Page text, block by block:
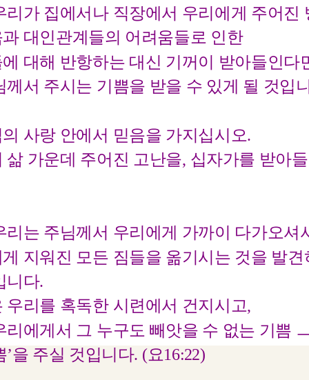
리가 집에서나 직장에서 우리에게 주어진
대인관계들의 어려움들로 인한
대해 반항하는 대신 기꺼이 받아들인다
께서 주시는 기쁨을 받을 수 있게 될 것입
사랑 안에서 믿음을 가지십시오.
삶 가운데 주어진 고난을, 십자가를 받아
리는 주님께서 우리에게 가까이 다가오셔
지워진 모든 짐들을 옮기시는 것을 발견
니다.
우리를 혹독한 시련에서 건지시고,
리에게서 그 누구도 빼앗을 수 없는 기쁨
’을 주실 것입니다. (요16:22)